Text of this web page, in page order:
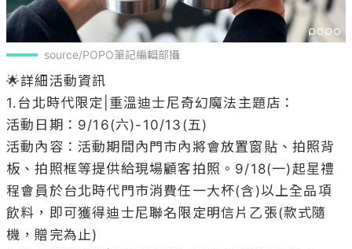
source/POPO筆記編輯部攝
🌟詳細活動資訊
1.台北時代限定|重溫迪士尼奇幻魔法主題店：
活動日期：9/16(六)-10/13(五)
活動內容：活動期間內門市內將會放置窗貼、拍照背
板、拍照框等提供給現場顧客拍照。9/18(一)起星禮
程會員於台北時代門市消費任一大杯(含)以上全品項
飲料，即可獲得迪士尼聯名限定明信片乙張(款式隨
機，贈完為止)